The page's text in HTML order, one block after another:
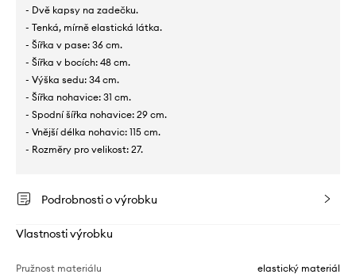
- Dvě kapsy na zadečku.
- Tenká, mírně elastická látka.
- Šířka v pase: 36 cm.
- Šířka v bocích: 48 cm.
- Výška sedu: 34 cm.
- Šířka nohavice: 31 cm.
- Spodní šířka nohavice: 29 cm.
- Vnější délka nohavic: 115 cm.
- Rozměry pro velikost: 27.
Podrobnosti o výrobku
Vlastnosti výrobku
Pružnost materiálu elastický materiál